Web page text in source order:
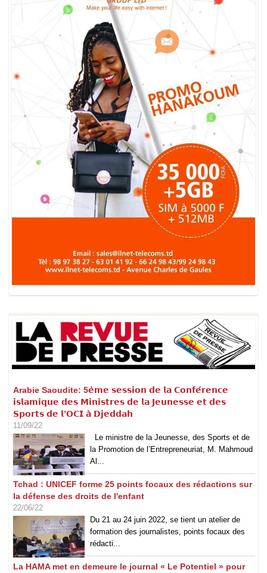
Arabie Saoudite: 5𝗲̀𝗺𝗲 𝘀𝗲𝘀𝘀𝗶𝗼𝗻 𝗱𝗲 𝗹𝗮 𝗖𝗼𝗻𝗳𝗲́𝗿𝗲𝗻𝗰𝗲
𝗶𝘀𝗹𝗮𝗺𝗶𝗾𝘂𝗲 𝗱𝗲𝘀 𝗠𝗶𝗻𝗶𝘀𝘁𝗿𝗲𝘀 𝗱𝗲 𝗹𝗮 𝗝𝗲𝘂𝗻𝗲𝘀𝘀𝗲 𝗲𝘁 𝗱𝗲𝘀
𝗦𝗽𝗼𝗿𝘁𝘀 𝗱𝗲 𝗹’𝗢𝗖𝗜 𝗮̀ 𝗗𝗷𝗲𝗱𝗱𝗮𝗵
11/09/22
Le ministre de la Jeunesse, des Sports et de
la Promotion de l’Entrepreneuriat, M. Mahmoud
Al...
Tchad : UNICEF forme 25 points focaux des rédactions sur
la défense des droits de l'enfant
22/06/22
Du 21 au 24 juin 2022, se tient un atelier de
formation des journalistes, points focaux des
rédacti...
La HAMA met en demeure le journal « Le Potentiel » pour